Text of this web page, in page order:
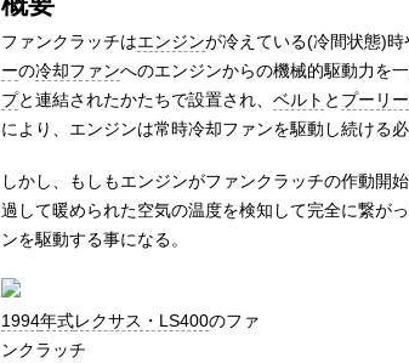
ファンクラッチはエンジンが冷えている(冷間状態)時
ーの冷却ファンへのエンジンからの機械的駆動力を
プと連結されたかたちで設置され、 ベルト と プーリー
により、エンジンは常時冷却ファンを駆動し続ける
しかし、もしもエンジンがファンクラッチの作動開
過して暖められた空気の温度を検知して完全に繋がっ
ンを駆動する事になる。
1994年式レクサス・LS400のファ
ンクラッチ